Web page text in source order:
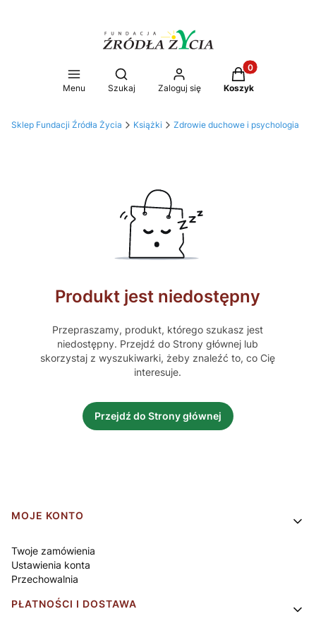
Menu
Otwórz wyszukiwarkę
Szukaj Zaloguj się
Produkty w
Koszyk
Sklep Fundacji Źródła Życia Książki Zdrowie duchowe i psychologia
Produkt jest niedostępny
Przepraszamy, produkt, którego szukasz jest
niedostępny. Przejdź do Strony głównej lub
skorzystaj z wyszukiwarki, żeby znaleźć to, co Cię
interesuje.
Przejdź do Strony głównej
Linki w stopce
MOJE KONTO
Twoje zamówienia
Ustawienia konta
Przechowalnia
PŁATNOŚCI I DOSTAWA